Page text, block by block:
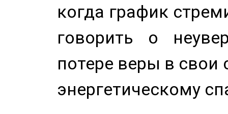
когда график
говорить о
потере веры в свои
энергетическому